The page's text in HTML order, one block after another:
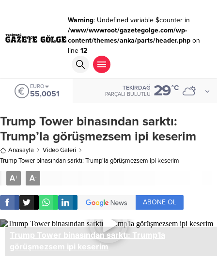
Warning: Undefined variable $counter in
/www/wwwroot/gazetegolge.com/wp-
content/themes/anka/parts/header.phpon
line 12
EURO
55,0051
TEKIRDAĞ
PARÇALI BULUTLU 29°C
Trump Tower binasından sarktı:
Trump’la görüşmezsem ipi keserim
Anasayfa
Video Galeri
Trump Tower binasından sarktı: Trump’la görüşmezsem ipi keserim
A+ A-
ABONE OL